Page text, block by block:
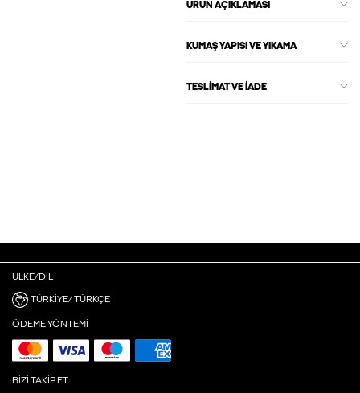
ÜRÜN AÇIKLAMASI
KUMAŞ YAPISI VE YIKAMA
TESLIMAT VE İADE
ÜLKE/DIL
TÜRKIYE/ TÜRKÇE
ÖDEME YÖNTEMI
BIZI TAKIP ET